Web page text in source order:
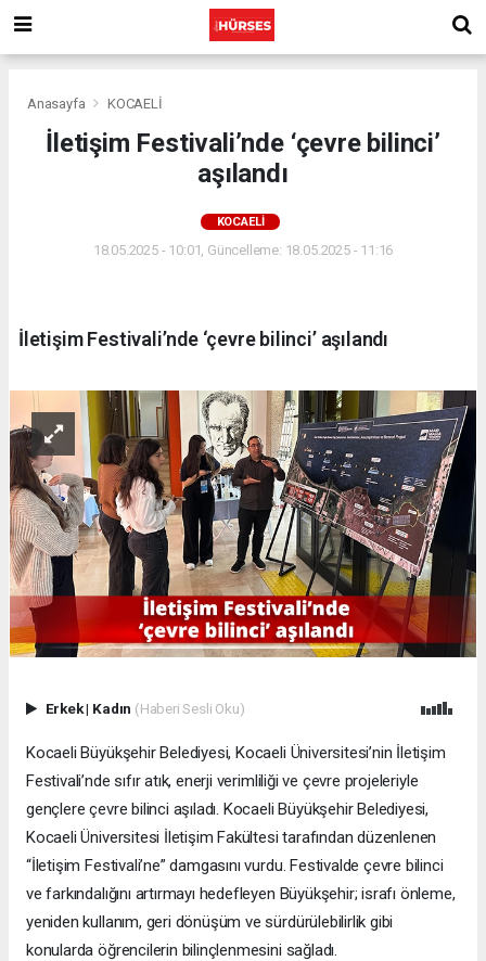
Anasayfa KOCAELİ
İletişim Festivali’nde ‘çevre bilinci’
aşılandı
KOCAELİ
18.05.2025 - 10:01, Güncelleme: 18.05.2025 - 11:16
İletişim Festivali’nde ‘çevre bilinci’ aşılandı
Erkek| Kadın (Haberi Sesli Oku)
Kocaeli Büyükşehir Belediyesi, Kocaeli Üniversitesi’nin İletişim
Festivali’nde sıfır atık, enerji verimliliği ve çevre projeleriyle
gençlere çevre bilinci aşıladı. Kocaeli Büyükşehir Belediyesi,
Kocaeli Üniversitesi İletişim Fakültesi tarafından düzenlenen
“İletişim Festivali’ne” damgasını vurdu. Festivalde çevre bilinci
ve farkındalığını artırmayı hedefleyen Büyükşehir; israfı önleme,
yeniden kullanım, geri dönüşüm ve sürdürülebilirlik gibi
konularda öğrencilerin bilinçlenmesini sağladı.